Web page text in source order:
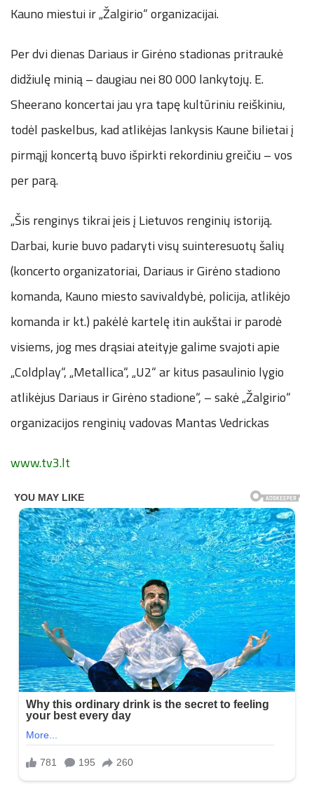
Kauno miestui ir „Žalgirio“ organizacijai.
Per dvi dienas Dariaus ir Girėno stadionas pritraukė
didžiulę minią – daugiau nei 80 000 lankytojų. E.
Sheerano koncertai jau yra tapę kultūriniu reiškiniu,
todėl paskelbus, kad atlikėjas lankysis Kaune bilietai į
pirmąjį koncertą buvo išpirkti rekordiniu greičiu – vos
per parą.
„Šis renginys tikrai įeis į Lietuvos renginių istoriją.
Darbai, kurie buvo padaryti visų suinteresuotų šalių
(koncerto organizatoriai, Dariaus ir Girėno stadiono
komanda, Kauno miesto savivaldybė, policija, atlikėjo
komanda ir kt.) pakėlė kartelę itin aukštai ir parodė
visiems, jog mes drąsiai ateityje galime svajoti apie
„Coldplay“, „Metallica“, „U2“ ar kitus pasaulinio lygio
atlikėjus Dariaus ir Girėno stadione“, – sakė „Žalgirio“
organizacijos renginių vadovas Mantas Vedrickas
www.tv3.lt